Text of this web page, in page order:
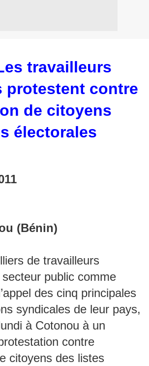
travailleurs
protestent contre
de citoyens
électorales
(Bénin)
de travailleurs
public comme
des cinq principales
syndicales de leur pays,
à Cotonou à un
contre
citoyens des listes